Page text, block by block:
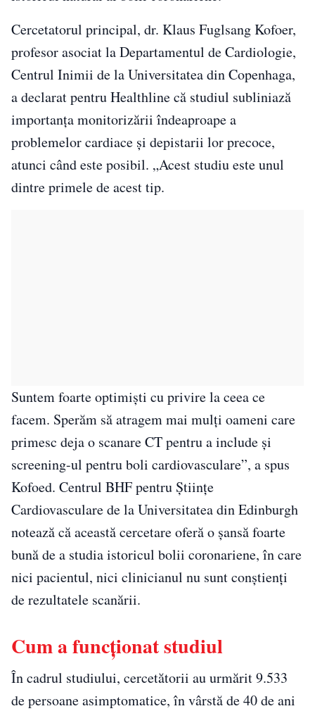
Cercetatorul principal, dr. Klaus Fuglsang Kofoer,
profesor asociat la Departamentul de Cardiologie,
Centrul Inimii de la Universitatea din Copenhaga,
a declarat pentru Healthline că studiul subliniază
importanța monitorizării îndeaproape a
problemelor cardiace și depistarii lor precoce,
atunci când este posibil. „Acest studiu este unul
dintre primele de acest tip.
Suntem foarte optimiști cu privire la ceea ce
facem. Sperăm să atragem mai mulți oameni care
primesc deja o scanare CT pentru a include și
screening-ul pentru boli cardiovasculare”, a spus
Kofoed. Centrul BHF pentru Științe
Cardiovasculare de la Universitatea din Edinburgh
notează că această cercetare oferă o șansă foarte
bună de a studia istoricul bolii coronariene, în care
nici pacientul, nici clinicianul nu sunt conștienți
de rezultatele scanării.
Cum a funcționat studiul
În cadrul studiului, cercetătorii au urmărit 9.533
de persoane asimptomatice, în vârstă de 40 de ani